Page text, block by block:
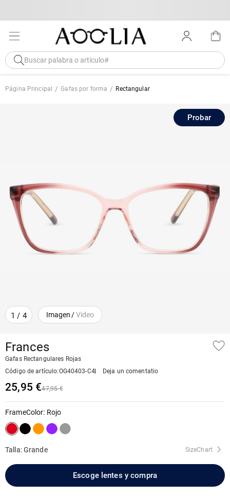
Página Principal Gafas por forma Rectangular
1 / 4 Imagen /Video
Probar
Frances
Gafas Rectangulares Rojas
Código de artículo:OG40403-C4 Deja un comentatio
25,95 €47,95 €
FrameColor: Rojo
Talla: Grande SizeChart
Escoge lentes y compra